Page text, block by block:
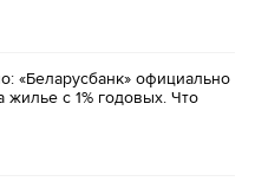
«Беларусбанк» официально
жилье с 1% годовых. Что